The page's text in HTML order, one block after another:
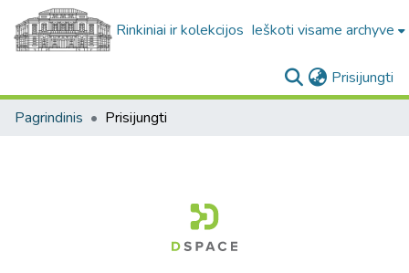
Rinkiniai ir kolekcijos Ieškoti visame archyve
Prisijungti
Pagrindinis Prisijungti